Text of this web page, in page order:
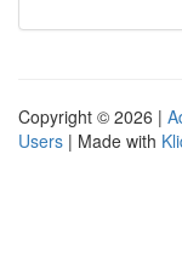
Copyright © 2026 |
Users | Made with